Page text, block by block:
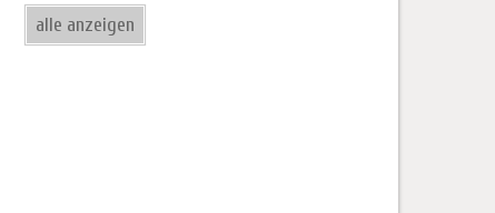
alle anzeigen